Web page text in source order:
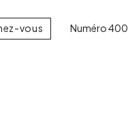
vous Numéro 400